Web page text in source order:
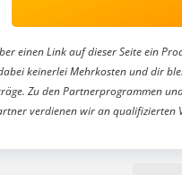
einen Link auf dieser Seite ein
keinerlei Mehrkosten und dir
Zu den Partnerprogrammen
verdienen wir an qualifizierten